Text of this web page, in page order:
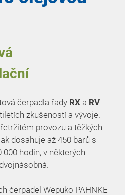
čerpadla řady RX a RV
zkušeností a vývoje.
provozu a těžkých
dosahuje až 450 barů s
hodin, v některých
čerpadel Wepuko PAHNKE